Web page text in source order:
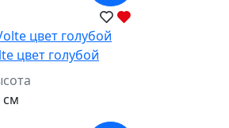
цвет голубой
см